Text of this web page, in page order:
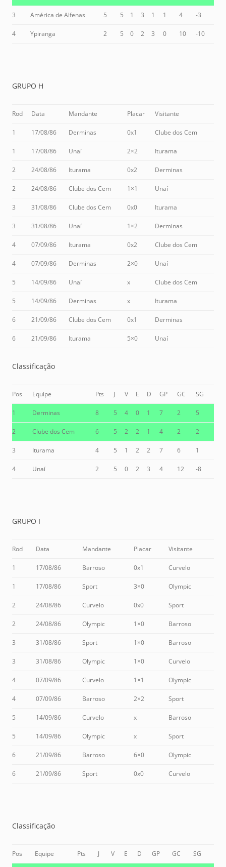
3 América de Alfenas 5 5 1 3 1 1 4 -3
4 Ypiranga 2 5 0 2 3 0 10 -10
GRUPO H
Rod Data Mandante Placar Visitante
1 17/08/86 Derminas 0x1 Clube dos Cem
1 17/08/86 Unaí 2×2 Iturama
2 24/08/86 Iturama 0x2 Derminas
2 24/08/86 Clube dos Cem 1×1 Unaí
3 31/08/86 Clube dos Cem 0x0 Iturama
3 31/08/86 Unaí 1×2 Derminas
4 07/09/86 Iturama 0x2 Clube dos Cem
4 07/09/86 Derminas 2×0 Unaí
5 14/09/86 Unaí x Clube dos Cem
5 14/09/86 Derminas x Iturama
6 21/09/86 Clube dos Cem 0x1 Derminas
6 21/09/86 Iturama 5×0 Unaí
Classificação
Pos Equipe Pts J V E D GP GC SG
1 Derminas 8 5 4 0 1 7 2 5
2 Clube dos Cem 6 5 2 2 1 4 2 2
3 Iturama 4 5 1 2 2 7 6 1
4 Unaí 2 5 0 2 3 4 12 -8
GRUPO I
Rod Data Mandante Placar Visitante
1 17/08/86 Barroso 0x1 Curvelo
1 17/08/86 Sport 3×0 Olympic
2 24/08/86 Curvelo 0x0 Sport
2 24/08/86 Olympic 1×0 Barroso
3 31/08/86 Sport 1×0 Barroso
3 31/08/86 Olympic 1×0 Curvelo
4 07/09/86 Curvelo 1×1 Olympic
4 07/09/86 Barroso 2×2 Sport
5 14/09/86 Curvelo x Barroso
5 14/09/86 Olympic x Sport
6 21/09/86 Barroso 6×0 Olympic
6 21/09/86 Sport 0x0 Curvelo
Classificação
Pos Equipe Pts J V E D GP GC SG